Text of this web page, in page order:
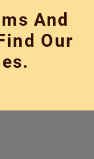
And
Our